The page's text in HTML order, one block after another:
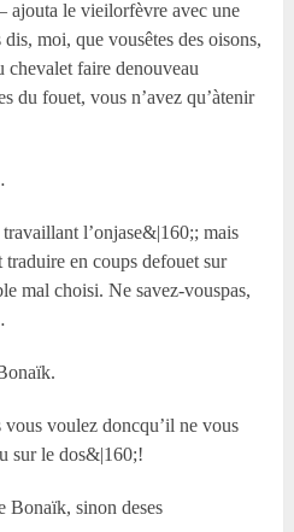
ajouta le vieilorfèvre avec une
moi, que vousêtes des oisons,
chevalet faire denouveau
du fouet, vous n’avez qu’àtenir
l’onjase&|160;; mais
traduire en coups defouet sur
mal choisi. Ne savez-vouspas,
voulez doncqu’il ne vous
sur le dos&|160;!
Bonaïk, sinon deses